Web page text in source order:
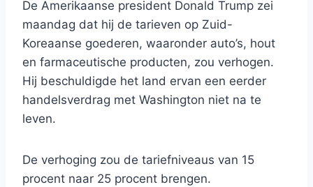
De Amerikaanse president Donald Trump zei
maandag dat hij de tarieven op Zuid-
Koreaanse goederen, waaronder auto’s, hout
en farmaceutische producten, zou verhogen.
Hij beschuldigde het land ervan een eerder
handelsverdrag met Washington niet na te
leven.
De verhoging zou de tariefniveaus van 15
procent naar 25 procent brengen.